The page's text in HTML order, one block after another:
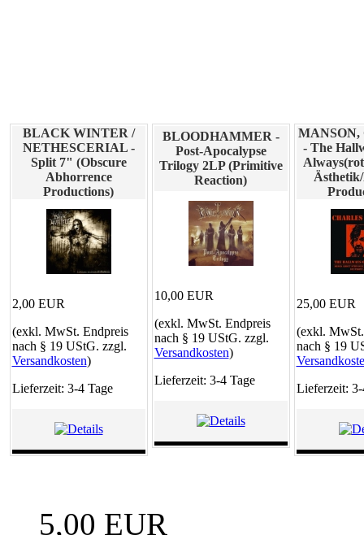
BLACK WINTER /
NETHESCERIAL -
Split 7" (Obscure
Abhorrence
Productions)
2,00 EUR
(exkl. MwSt. Endpreis
nach § 19 UStG. zzgl.
Versandkosten)
Lieferzeit: 3-4 Tage
BLOODHAMMER -
Post-Apocalypse
Trilogy 2LP (Primitive
Reaction)
10,00 EUR
(exkl. MwSt. Endpreis
nach § 19 UStG. zzgl.
Versandkosten)
Lieferzeit: 3-4 Tage
- The
25,00 EUR
(exkl.
nach § 19
Lieferzeit: 3-
5,00 EUR